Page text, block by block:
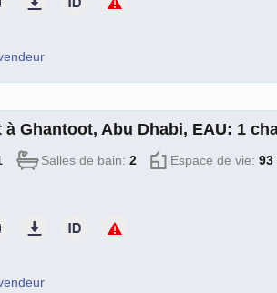
à Ghantoot, Abu Dhabi, EAU: 1
Salles de bain: 2 Espace de vie: 93